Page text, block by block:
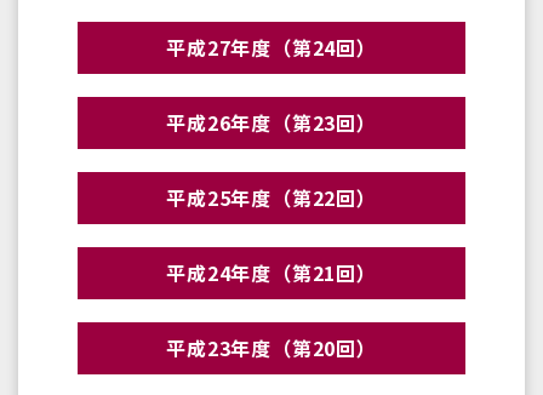
平成27年度（第24回）
平成26年度（第23回）
平成25年度（第22回）
平成24年度（第21回）
平成23年度（第20回）